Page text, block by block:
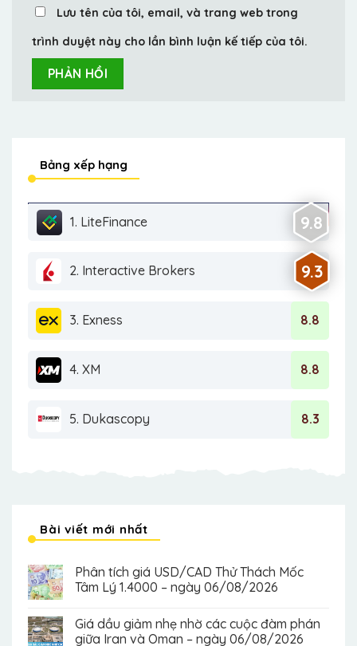
Lưu tên của tôi, email, và trang web trong
trình duyệt này cho lần bình luận kế tiếp của tôi.
Bảng xếp hạng
1. LiteFinance 9.8
2. Interactive Brokers 9.3
3. Exness 8.8
4. XM 8.8
5. Dukascopy 8.3
Bài viết mới nhất
Phân tích giá USD/CAD Thử Thách Mốc
Tâm Lý 1.4000 – ngày 06/08/2026
Giá dầu giảm nhẹ nhờ các cuộc đàm phán
giữa Iran và Oman – ngày 06/08/2026